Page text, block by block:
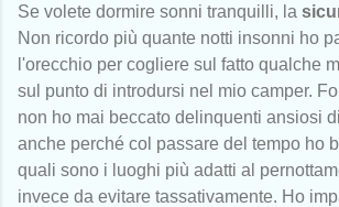
Se volete dormire sonni tranquilli, la
Non ricordo più quante notti insonni ho
l'orecchio per cogliere sul fatto qualche
sul punto di introdursi nel mio camper.
non ho mai beccato delinquenti ansiosi
anche perché col passare del tempo ho
quali sono i luoghi più adatti al
invece da evitare tassativamente. Ho